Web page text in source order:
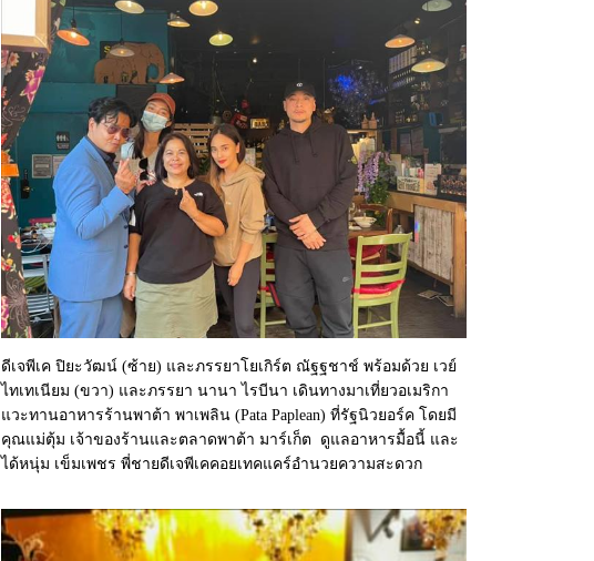
ดีเจพีเค ปิยะวัฒน์ (ซ้าย) และภรรยาโยเกิร์ต ณัฐฐชาช์ พร้อมด้วย เวย์
ไทเทเนียม (ขวา) และภรรยา นานา ไรบีนา เดินทางมาเที่ยวอเมริกา
แวะทานอาหารร้านพาต้า พาเพลิน (Pata Paplean) ที่รัฐนิวยอร์ค โดยมี
คุณแม่ตุ้ม เจ้าของร้านและตลาดพาต้า มาร์เก็ต ดูแลอาหารมื้อนี้ และ
ได้หนุ่ม เข็มเพชร พี่ชายดีเจพีเคคอยเทคแคร์อำนวยความสะดวก